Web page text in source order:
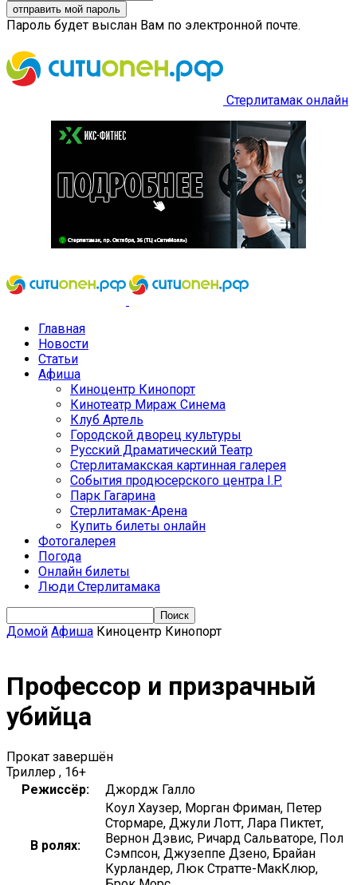
Пароль будет выслан Вам по электронной почте.
Стерлитамак онлайн
Главная
Новости
Статьи
Афиша
Киноцентр Кинопорт
Кинотеатр Мираж Синема
Клуб Артель
Городской дворец культуры
Русский Драматический Театр
Стерлитамакская картинная галерея
События продюсерского центра I.P.
Парк Гагарина
Стерлитамак-Арена
Купить билеты онлайн
Фотогалерея
Погода
Онлайн билеты
Люди Стерлитамака
Домой Афиша Киноцентр Кинопорт
Профессор и призрачный
убийца
Прокат завершён
Триллер , 16+
Режиссёр:
Джордж Галло
В ролях:
Коул Хаузер, Морган Фриман, Петер
Стормаре, Джули Лотт, Лара Пиктет,
Вернон Дэвис, Ричард Сальваторе, Пол
Сэмпсон, Джузеппе Дзено, Брайан
Курландер, Люк Стратте-МакКлюр,